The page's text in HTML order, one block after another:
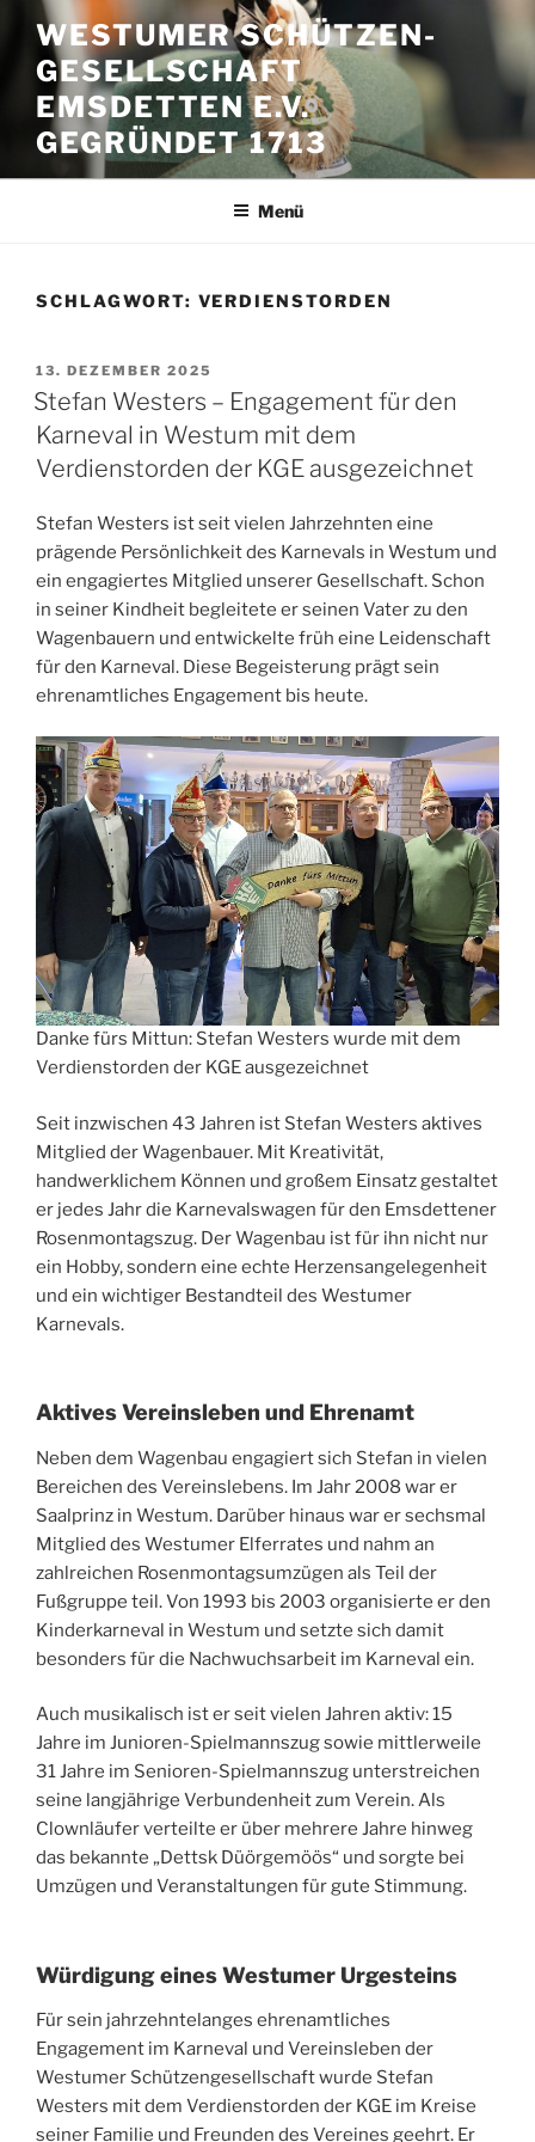
Inhalt
springen
WESTUMER SCHÜTZEN-
GESELLSCHAFT
EMSDETTEN E.V.
GEGRÜNDET 1713
Menü
SCHLAGWORT: VERDIENSTORDEN
VERÖFFENTLICHT
AM
13. DEZEMBER 2025
Stefan Westers – Engagement für den
Karneval in Westum mit dem
Verdienstorden der KGE ausgezeichnet
Stefan Westers ist seit vielen Jahrzehnten eine
prägende Persönlichkeit des Karnevals in Westum und
ein engagiertes Mitglied unserer Gesellschaft. Schon
in seiner Kindheit begleitete er seinen Vater zu den
Wagenbauern und entwickelte früh eine Leidenschaft
für den Karneval. Diese Begeisterung prägt sein
ehrenamtliches Engagement bis heute.
Danke fürs Mittun: Stefan Westers wurde mit dem
Verdienstorden der KGE ausgezeichnet
Seit inzwischen 43 Jahren ist Stefan Westers aktives
Mitglied der Wagenbauer. Mit Kreativität,
handwerklichem Können und großem Einsatz gestaltet
er jedes Jahr die Karnevalswagen für den Emsdettener
Rosenmontagszug. Der Wagenbau ist für ihn nicht nur
ein Hobby, sondern eine echte Herzensangelegenheit
und ein wichtiger Bestandteil des Westumer
Karnevals.
Aktives Vereinsleben und Ehrenamt
Neben dem Wagenbau engagiert sich Stefan in vielen
Bereichen des Vereinslebens. Im Jahr 2008 war er
Saalprinz in Westum. Darüber hinaus war er sechsmal
Mitglied des Westumer Elferrates und nahm an
zahlreichen Rosenmontagsumzügen als Teil der
Fußgruppe teil. Von 1993 bis 2003 organisierte er den
Kinderkarneval in Westum und setzte sich damit
besonders für die Nachwuchsarbeit im Karneval ein.
Auch musikalisch ist er seit vielen Jahren aktiv: 15
Jahre im Junioren-Spielmannszug sowie mittlerweile
31 Jahre im Senioren-Spielmannszug unterstreichen
seine langjährige Verbundenheit zum Verein. Als
Clownläufer verteilte er über mehrere Jahre hinweg
das bekannte „Dettsk Düörgemöös“ und sorgte bei
Umzügen und Veranstaltungen für gute Stimmung.
Würdigung eines Westumer Urgesteins
Für sein jahrzehntelanges ehrenamtliches
Engagement im Karneval und Vereinsleben der
Westumer Schützengesellschaft wurde Stefan
Westers mit dem Verdienstorden der KGE im Kreise
seiner Familie und Freunden des Vereines geehrt. Er